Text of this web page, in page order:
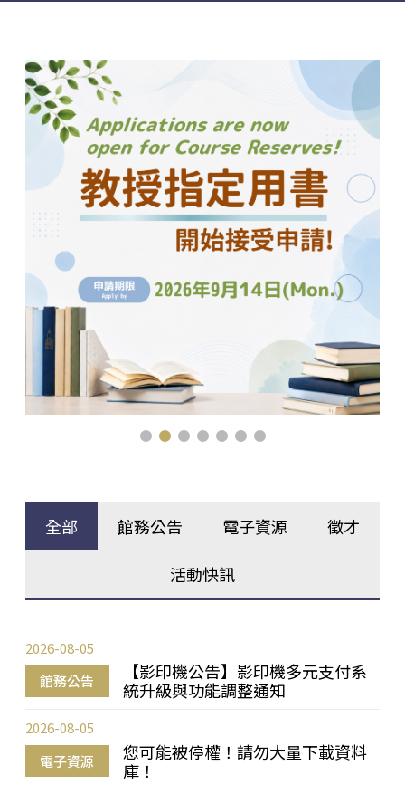
全部 館務公告 電子資源 徵才
活動快訊
館務公告
【影印機公告】影印機多元支付系
統升級與功能調整通知
2026-08-05
電子資源
您可能被停權！請勿大量下載資料
庫！
2026-08-05